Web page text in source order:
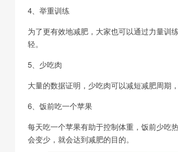
4、举重训练
为了更有效地减肥，大家也可以通过力量训
轻。
5、少吃肉
大量的数据证明，少吃肉可以减短减肥周期
6、饭前吃一个苹果
每天吃一个苹果有助于控制体重，饭前少吃
会变少，就会达到减肥的目的。